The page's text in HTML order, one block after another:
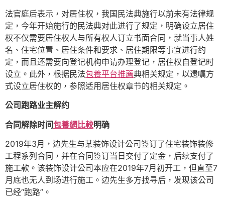
法官庭后表示，对居住权，我国民法典施行以前未有法律规
定，今年开始施行的民法典对此进行了规定，明确设立居住
权不仅需要居住权人与所有权人订立书面合同，就当事人姓
名、住宅位置、居住条件和要求、居住期限等事宜进行约
定，而且还需要向登记机构申请办理登记，居住权自登记时
设立。此外，根据民法包養平台推薦典相关规定，以遗嘱方
式设立居住权的，参照适用居住权章节的相关规定。
公司跑路业主解约
合同解除时间包養網比較明确
2019年3月，边先生与某装饰设计公司签订了住宅装饰装修
工程系列合同，并在合同签订当日交付了定金，后续支付了
施工款。该装饰设计公司本应在2019年7月初开工，但直至7
月底也无人到场进行施工。边先生多方找寻后，发现该公司
已经“跑路”。